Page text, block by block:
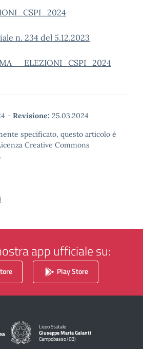
n. 234 del 5.12.2023
- Revisione: 25.03.2024
specificato, questo articolo è
Creative Commons
app ufficiale su:
Play Store
Liceo Statale
Giuseppe Maria Galanti
Campobasso (CB)
— Visita la pagina iniziale della scuola